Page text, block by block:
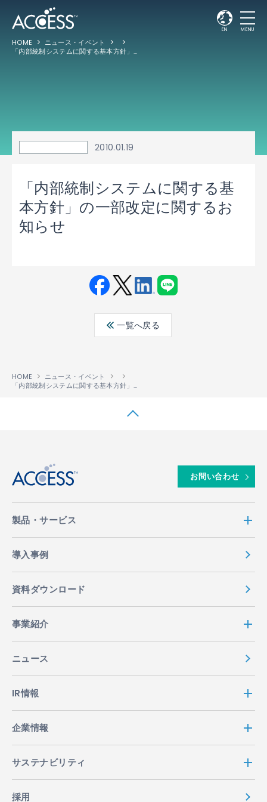
EN MENU
HOME
ニュース・イベント
「内部統制システムに関する基本方針」の一部改定に関するお知らせ
2010.01.19
「内部統制システムに関する基
本方針」の一部改定に関するお
知らせ
ebo ter
edin
一覧へ戻る
HOME
ニュース・イベント
「内部統制システムに関する基本方針」の一部改定に関するお知らせ
お問い合わせ
製品・サービス
導入事例
資料ダウンロード
事業紹介
ニュース
IR情報
企業情報
サステナビリティ
採用